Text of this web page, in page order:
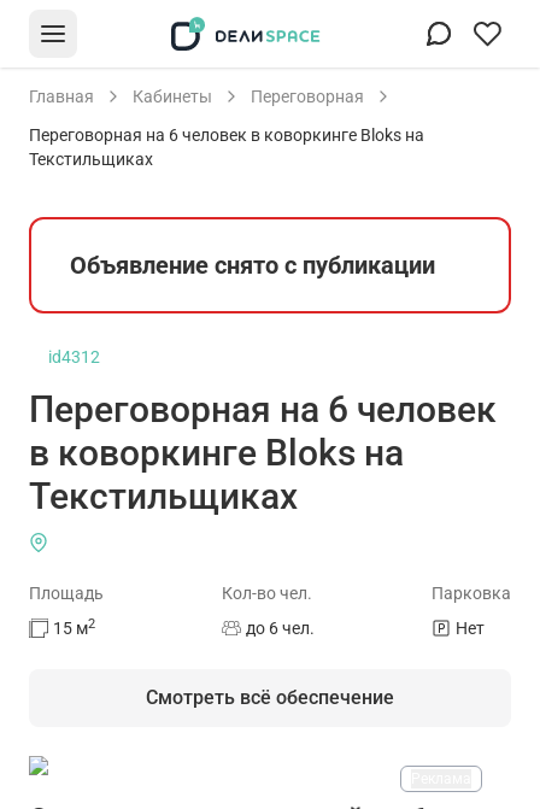
Главная Кабинеты
Переговорная
Переговорная на 6 человек в коворкинге Bloks на
Текстильщиках
Объявление снято с публикации
id4312
Переговорная на 6 человек
в коворкинге Bloks на
Текстильщиках
Площадь
15 м2
Кол-во чел.
до 6 чел.
Парковка
Нет
Смотреть всё обеспечение